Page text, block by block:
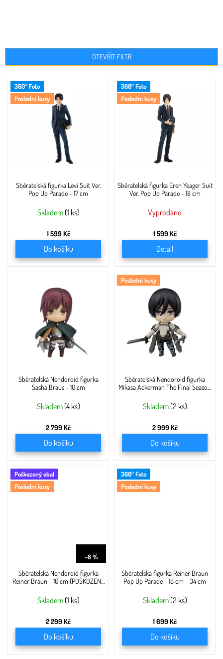
OTEVŘÍT FILTR
360° Foto
Poslední kusy
Sběratelská figurka Levi Suit Ver.
Pop Up Parade - 17 cm
Skladem (1 ks)
1 599 Kč
Do košíku
360° Foto
Poslední kusy
Sběratelská figurka Eren Yeager Suit
Ver. Pop Up Parade - 18 cm
Vyprodáno
1 599 Kč
Detail
Sběratelská Nendoroid figurka
Sasha Braus - 10 cm
Skladem (4 ks)
2 799 Kč
Do košíku
Poslední kusy
Sběratelská Nendoroid figurka
Mikasa Ackerman The Final Season
Skladem (2 ks)
2 999 Kč
Do košíku
Poškozený obal
Poslední kusy
–8 %
Sběratelská Nendoroid figurka
Reiner Braun - 10 cm (POŠKOZENÝ
Skladem (1 ks)
2 299 Kč
Do košíku
360° Foto
Poslední kusy
Sběratelská figurka Reiner Braun
Pop Up Parade - 18 cm - 34 cm
Skladem (2 ks)
1 699 Kč
Do košíku